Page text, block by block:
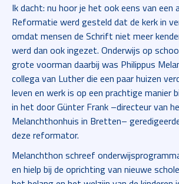
Ik dacht: nu hoor je het ook eens van een
Reformatie werd gesteld dat de kerk in
omdat mensen de Schrift niet meer
werd dan ook ingezet. Onderwijs op
grote voorman daarbij was Philippus
collega van Luther die een paar huizen
leven en werk is op een prachtige manier
in het door Günter Frank –directeur van
Melanchthonhuis in Bretten–
deze reformator.
Melanchthon schreef
en hielp bij de oprichting van nieuwe